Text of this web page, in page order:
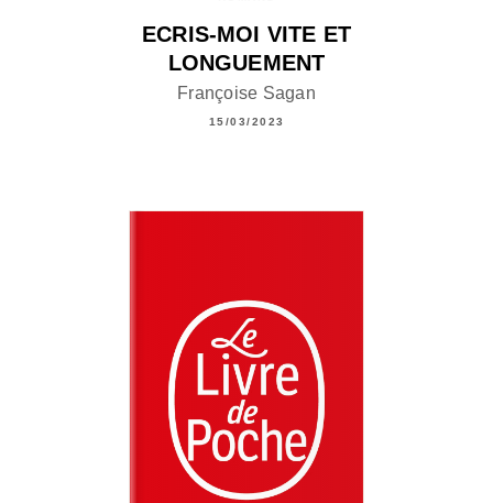
ECRIS-MOI VITE ET
LONGUEMENT
Françoise Sagan
15/03/2023